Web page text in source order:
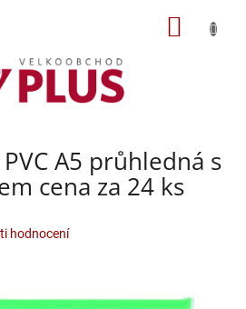
A5 průhledná s
cena za 24 ks
hodnocení